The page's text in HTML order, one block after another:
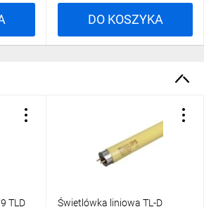
DO KOSZYKA
TLD
Świetlówka liniowa TL-D